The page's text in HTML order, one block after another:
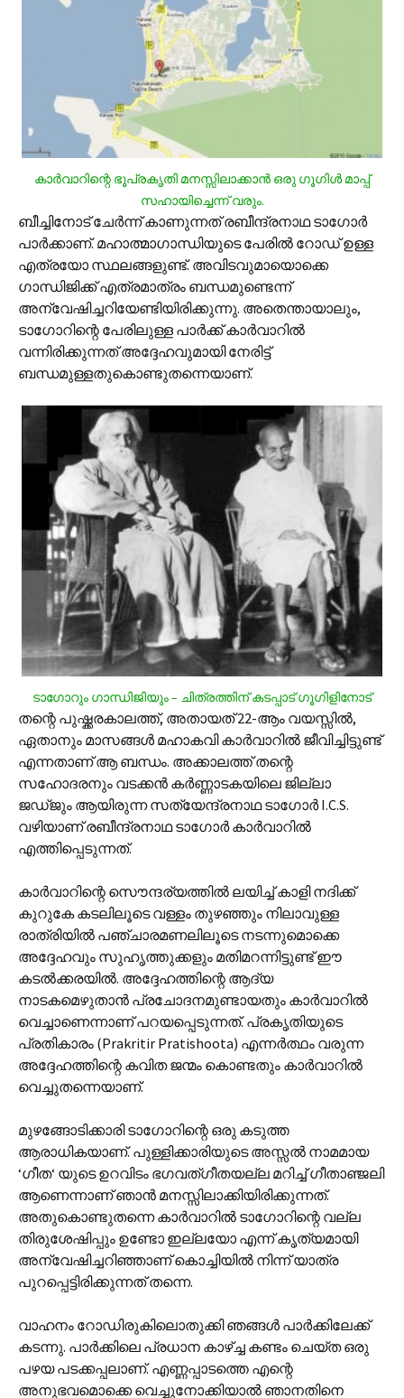
കാര്‍വാറിന്റെ ഭൂപ്രകൃതി മനസ്സിലാക്കാന്‍ ഒരു ഗൂഗിള്‍ മാപ്പ്
സഹായിച്ചെന്ന് വരും.
ബീച്ചിനോട് ചേര്‍ന്ന് കാണുന്നത് രബീന്ദ്രനാഥ ടാഗോര്‍
പാര്‍ക്കാണ്. മഹാത്മാഗാന്ധിയുടെ പേരില്‍ റോഡ് ഉള്ള
എത്രയോ സ്ഥലങ്ങളുണ്ട്. അവിടവുമായൊക്കെ
ഗാന്ധിജിക്ക് എത്രമാത്രം ബന്ധമുണ്ടെന്ന്
അന്വേഷിച്ചറിയേണ്ടിയിരിക്കുന്നു. അതെന്തായാലും,
ടാഗോറിന്റെ പേരിലുള്ള പാര്‍ക്ക് കാര്‍വാറില്‍
വന്നിരിക്കുന്നത് അദ്ദേഹവുമായി നേരിട്ട്
ബന്ധമുള്ളതുകൊണ്ടുതന്നെയാണ്.
ടാഗോറും ഗാന്ധിജിയും – ചിത്രത്തിന് കടപ്പാട് ഗൂഗിളിനോട്
തന്റെ പുഷ്ക്കരകാലത്ത്, അതായത് 22-ആം വയസ്സില്‍,
ഏതാനും മാസങ്ങള്‍ മഹാകവി കാര്‍വാറില്‍ ജീവിച്ചിട്ടുണ്ട്
എന്നതാണ് ആ ബന്ധം. അക്കാലത്ത് തന്റെ
സഹോദരനും വടക്കന്‍ കര്‍ണ്ണാടകയിലെ ജില്ലാ
ജഡ്ജും ആയിരുന്ന സത്യേന്ദ്രനാഥ ടാഗോര്‍ I.C.S.
വഴിയാണ് രബീന്ദ്രനാഥ ടാഗോര്‍ കാര്‍വാറില്‍
എത്തിപ്പെടുന്നത്.
കാര്‍വാറിന്റെ സൌന്ദര്യത്തില്‍ ലയിച്ച് കാളി നദിക്ക്
കുറുകേ കടലിലൂടെ വള്ളം തുഴഞ്ഞും നിലാവുള്ള
രാത്രിയില്‍ പഞ്ചാരമണലിലൂടെ നടന്നുമൊക്കെ
അദ്ദേഹവും സുഹൃത്തുക്കളും മതിമറന്നിട്ടുണ്ട് ഈ
കടല്‍ക്കരയില്‍. അദ്ദേഹത്തിന്റെ ആദ്യ
നാടകമെഴുതാന്‍ പ്രചോദനമുണ്ടായതും കാര്‍വാറില്‍
വെച്ചാണെന്നാണ് പറയപ്പെടുന്നത്. പ്രകൃതിയുടെ
പ്രതികാരം (Prakritir Pratishoota) എന്നര്‍ത്ഥം വരുന്ന
അദ്ദേഹത്തിന്റെ കവിത ജന്മം കൊണ്ടതും കാര്‍വാറില്‍
വെച്ചുതന്നെയാണ്.
മുഴങ്ങോടിക്കാരി ടാഗോറിന്റെ ഒരു കടുത്ത
ആരാധികയാണ്. പുള്ളിക്കാരിയുടെ അസ്സല്‍ നാമമായ
‘ഗീത‘ യുടെ ഉറവിടം ഭഗവത്ഗീതയല്ല മറിച്ച് ഗീതാഞ്ജലി
ആണെന്നാണ് ഞാന്‍ മനസ്സിലാക്കിയിരിക്കുന്നത്.
അതുകൊണ്ടുതന്നെ കാര്‍വാറില്‍ ടാഗോറിന്റെ വല്ല
തിരുശേഷിപ്പും ഉണ്ടോ ഇല്ലയോ എന്ന് കൃത്യമായി
അന്വേഷിച്ചറിഞ്ഞാണ് കൊച്ചിയില്‍ നിന്ന് യാത്ര
പുറപ്പെട്ടിരിക്കുന്നത് തന്നെ.
വാഹനം റോഡിരുകിലൊതുക്കി ഞങ്ങള്‍ പാര്‍ക്കിലേക്ക്
കടന്നു. പാര്‍ക്കിലെ പ്രധാന കാഴ്ച്ച കണ്ടം ചെയ്ത ഒരു
പഴയ പടക്കപ്പലാണ്. എണ്ണപ്പാടത്തെ എന്റെ
അനുഭവമൊക്കെ വെച്ചുനോക്കിയാല്‍ ഞാനതിനെ